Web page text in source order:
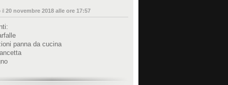
il 20 novembre 2018 alle ore 17:57
panna da cucina